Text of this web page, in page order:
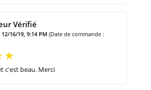
Vérifié
16/19, 9:14 PM (Date de commande :
c'est beau. Merci